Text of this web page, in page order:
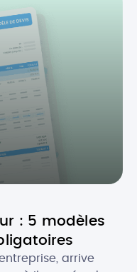
Quel est […]
: 5 modèles
arrive